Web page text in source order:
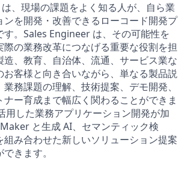
、現場の課題をよく知る人が、自ら業
ンを開発・改善できるローコード開発プ
す。Sales Engineer は、その可能性を
際の業務改革につなげる重要な役割を担
造、教育、自治体、流通、サービス業な
お客様と向き合いながら、単なる製品説
務課題の理解、技術提案、デモ開発、
ー育成まで幅広く関わることができま
用した業務アプリケーション開発が加
と生成 AI、セマンティック検
組み合わせた新しいソリューション提案
きます。